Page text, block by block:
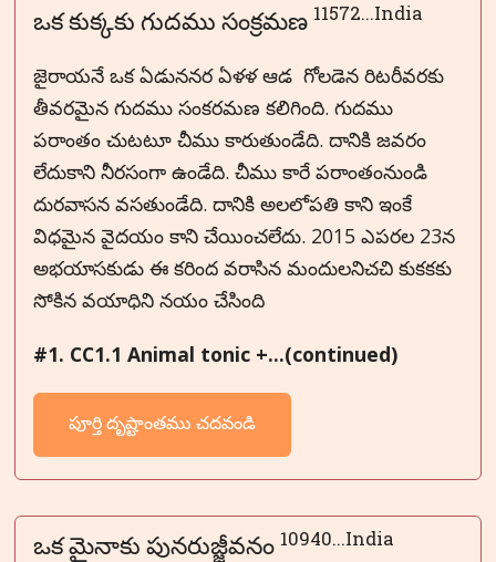
ఒక కుక్కకు గుదము సంక్రమణ 11572...India
జైరాయనే ఒక ఏడుననర ఏళళ ఆడ గోలడెన రిటరీవరకు
తీవరమైన గుదము సంకరమణ కలిగింది. గుదము
పరాంతం చుటటూ చీము కారుతుండేది. దానికి జవరం
లేదుకాని నీరసంగా ఉండేది. చీము కారే పరాంతంనుండి
దురవాసన వసతుండేది. దానికి అలలోపతి కాని ఇంకే
విధమైన వైదయం కాని చేయించలేదు. 2015 ఎపరల 23న
అభయాసకుడు ఈ కరింద వరాసిన మందులనిచచి కుకకకు
సోకిన వయాధిని నయం చేసింది
#1. CC1.1 Animal tonic +...(continued)
పూర్తి దృష్టాంతము చదవండి
ఒక మైనాకు పునరుజ్జీవనం 10940...India